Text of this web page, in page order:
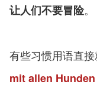
让人们不要冒险。
有些习惯用语直接
mit allen